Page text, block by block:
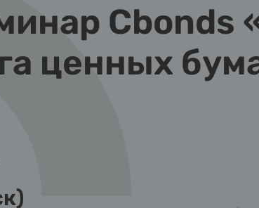
Cbonds
ценных